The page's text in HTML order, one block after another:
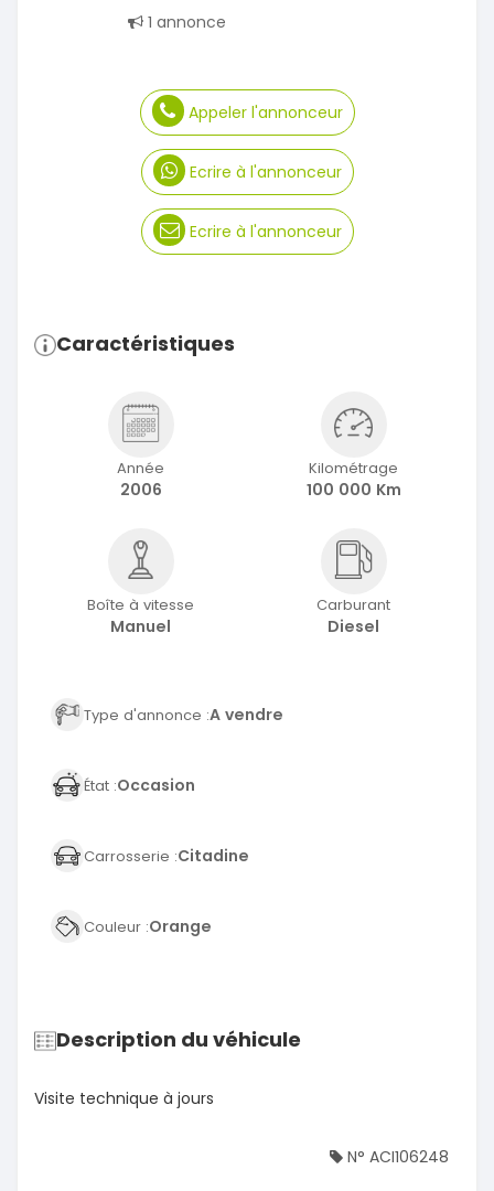
1 annonce
Appeler l'annonceur
Ecrire à l'annonceur
Ecrire à l'annonceur
Caractéristiques
Année
2006
Kilométrage
100 000 Km
Boîte à vitesse
Manuel
Carburant
Diesel
Type d'annonce :A vendre
État :Occasion
Carrosserie :Citadine
Couleur :Orange
Description du véhicule
Visite technique à jours
N° ACI106248